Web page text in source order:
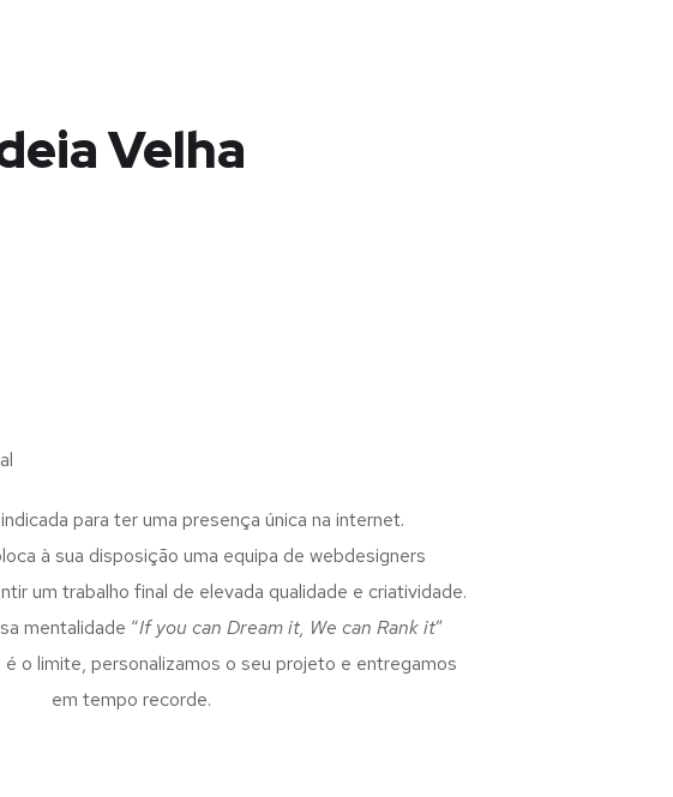
Velha
para ter uma presença única na internet.
à sua disposição uma equipa de webdesigners
um trabalho final de elevada qualidade e criatividade.
mentalidade “If you can Dream it, We can Rank it”
o limite, personalizamos o seu projeto e entregamos
em tempo recorde.